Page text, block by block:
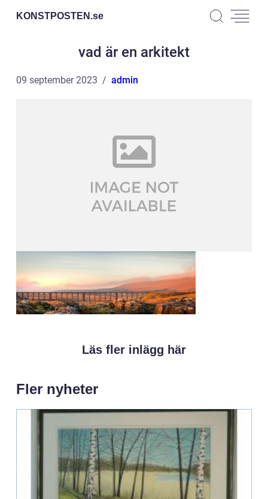
KONSTPOSTEN.se
vad är en arkitekt
09 september 2023 admin
Läs fler inlägg här
Fler nyheter